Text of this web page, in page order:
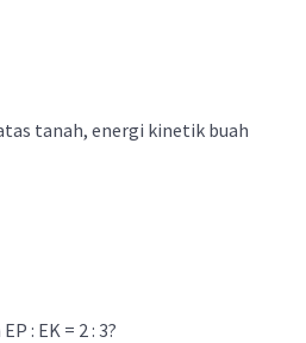
tanah, energi kinetik buah
: EK = 2 : 3?